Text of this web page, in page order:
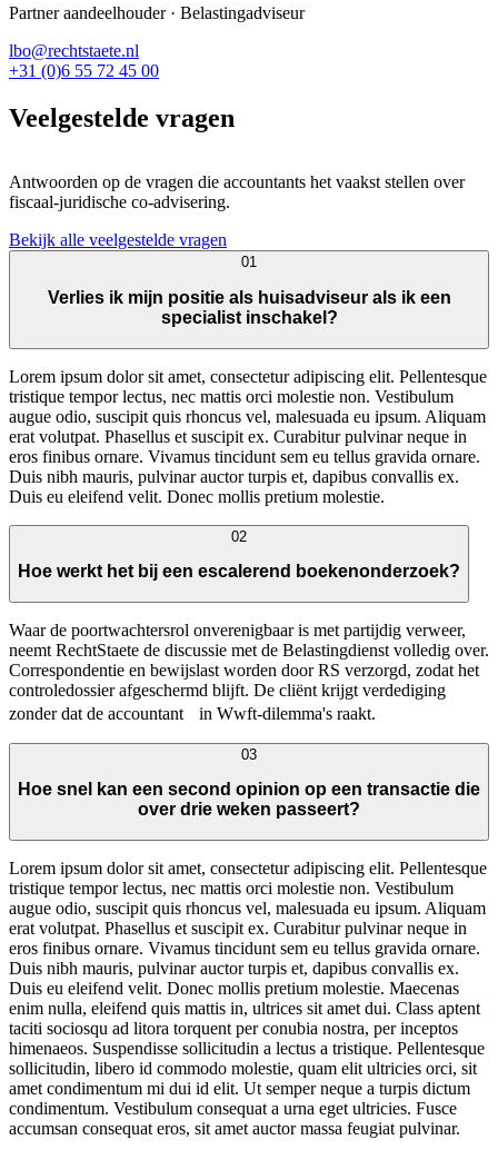
Partner aandeelhouder · Belastingadviseur
lbo@rechtstaete.nl
+31 (0)6 55 72 45 00
Veelgestelde vragen
Antwoorden op de vragen die accountants het vaakst stellen over
fiscaal-juridische co-advisering.
Bekijk alle veelgestelde vragen
01
Verlies ik mijn positie als huisadviseur als ik een
specialist inschakel?
Lorem ipsum dolor sit amet, consectetur adipiscing elit. Pellentesque
tristique tempor lectus, nec mattis orci molestie non. Vestibulum
augue odio, suscipit quis rhoncus vel, malesuada eu ipsum. Aliquam
erat volutpat. Phasellus et suscipit ex. Curabitur pulvinar neque in
eros finibus ornare. Vivamus tincidunt sem eu tellus gravida ornare.
Duis nibh mauris, pulvinar auctor turpis et, dapibus convallis ex.
Duis eu eleifend velit. Donec mollis pretium molestie.
02
Hoe werkt het bij een escalerend boekenonderzoek?
Waar de poortwachtersrol onverenigbaar is met partijdig verweer,
neemt RechtStaete de discussie met de Belastingdienst volledig over.
Correspondentie en bewijslast worden door RS verzorgd, zodat het
controledossier afgeschermd blijft. De cliënt krijgt verdediging
zonder dat de accountant in Wwft-dilemma's raakt.
03
Hoe snel kan een second opinion op een transactie die
over drie weken passeert?
Lorem ipsum dolor sit amet, consectetur adipiscing elit. Pellentesque
tristique tempor lectus, nec mattis orci molestie non. Vestibulum
augue odio, suscipit quis rhoncus vel, malesuada eu ipsum. Aliquam
erat volutpat. Phasellus et suscipit ex. Curabitur pulvinar neque in
eros finibus ornare. Vivamus tincidunt sem eu tellus gravida ornare.
Duis nibh mauris, pulvinar auctor turpis et, dapibus convallis ex.
Duis eu eleifend velit. Donec mollis pretium molestie. Maecenas
enim nulla, eleifend quis mattis in, ultrices sit amet dui. Class aptent
taciti sociosqu ad litora torquent per conubia nostra, per inceptos
himenaeos. Suspendisse sollicitudin a lectus a tristique. Pellentesque
sollicitudin, libero id commodo molestie, quam elit ultricies orci, sit
amet condimentum mi dui id elit. Ut semper neque a turpis dictum
condimentum. Vestibulum consequat a urna eget ultricies. Fusce
accumsan consequat eros, sit amet auctor massa feugiat pulvinar.